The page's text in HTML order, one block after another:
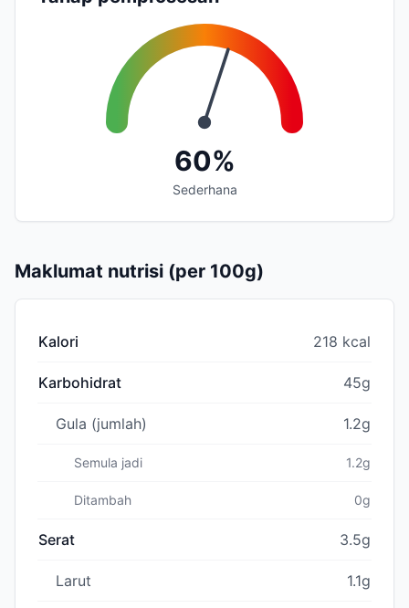
60%
Sederhana
Maklumat nutrisi (per 100g)
Kalori 218 kcal
Karbohidrat 45g
Gula (jumlah) 1.2g
Semula jadi 1.2g
Ditambah 0g
Serat 3.5g
Larut 1.1g